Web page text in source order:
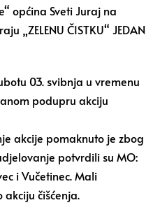
općina Sveti Juraj na
„ZELENU ČISTKU“ JEDAN
03. svibnja u vremenu
podupru akciju
akcije pomaknuto je zbog
potvrdili su MO:
i Vučetinec. Mali
čišćenja.